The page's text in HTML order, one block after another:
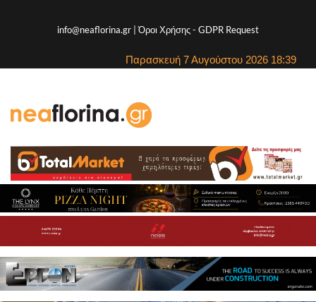
info@neaflorina.gr |Όροι Χρήσης- GDPR Request
Παρασκευή 7 Αυγούστου 2026 18:39